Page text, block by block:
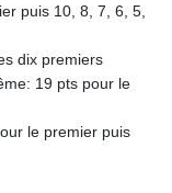
puis 10, 8, 7, 6, 5,
dix premiers
19 pts pour le
le premier puis